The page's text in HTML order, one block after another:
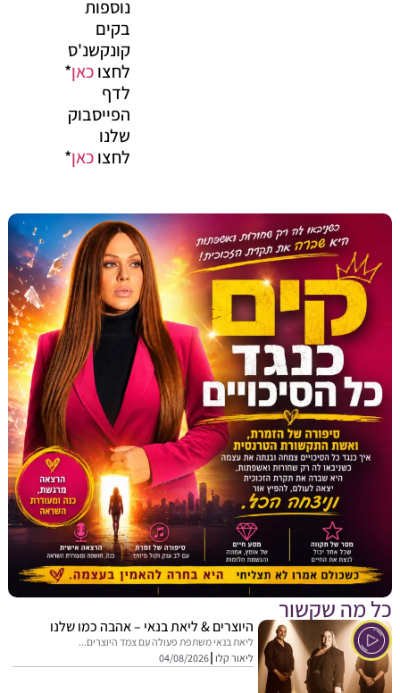
נוספות
קונקשנ'ס
לחצוכאן*
הפייסבוק
לחצוכאן*
שקשור
היוצרים & ליאת בנאי – אהבה כמו שלנו
ליאת בנאי משתפת פעולה עם צמד היוצרים...
ליאור קלו 04/08/2026